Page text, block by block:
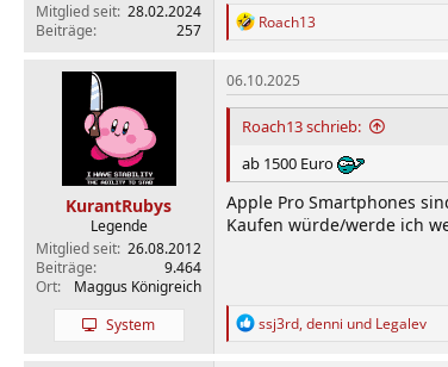
Mitglied seit 28.02.2024
Beiträge
257
R
k
t
i
o
e
n
:
Roach13
KurantRubys
Legende
Mitglied seit 26.08.2012
Beiträge
9.464
Ort
Maggus Königreich
System
06.10.2025
Roach13 schrieb:
ab 1500 Euro
Apple Pro Smartphones
Kaufen würde/werde ich
R
ssj3rd, denni und Legalev